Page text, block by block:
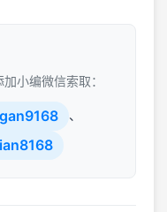
小编微信索取：
、